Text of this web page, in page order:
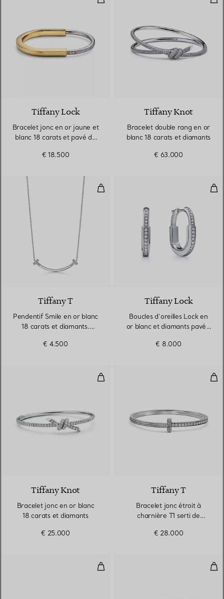
Tiffany Lock
Bracelet jonc en or jaune et
blanc 18 carats et pavé de
€ 18.500
Tiffany Knot
Bracelet double rang en or
blanc 18 carats et diamants
€ 63.000
Pendentif Smile en or blanc 18
Tiffany T
Pendentif Smile en or blanc
18 carats et diamants.
€ 4.500
Tiffany Lock
Boucles d’oreilles Lock en
or blanc et diamants pavés,
€ 8.000
Bracelet jonc en or blanc 18
Tiffany Knot
Bracelet jonc en or blanc
18 carats et diamants
€ 25.000
Tiffany T
Bracelet jonc étroit à
charnière T1 serti de
blanc 18 carats
€ 28.000
Bague en or blanc 18 carats et